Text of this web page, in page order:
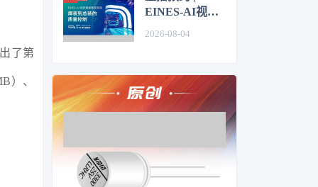
了第
）、
EINES-AI视觉
2026-08-04